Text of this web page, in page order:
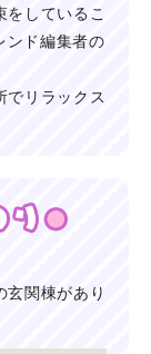
しているこ
ンド編集者の
リラックス
玄関棟があり